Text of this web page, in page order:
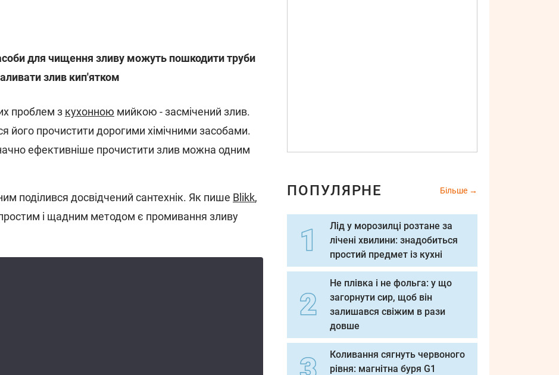
для чищення зливу можуть пошкодити труби
злив кип'ятком
проблем з кухонною мийкою - засмічений злив.
його прочистити дорогими хімічними засобами.
ефективніше прочистити злив можна одним
поділився досвідчений сантехнік. Як пише Blikk,
і щадним методом є промивання зливу
ПОПУЛЯРНЕ Більше
Лід у морозилці розтане за
лічені хвилини: знадобиться
простий предмет із кухні
Не плівка і не фольга: у що
загорнути сир, щоб він
залишався свіжим в рази
довше
Коливання сягнуть червоного
рівня: магнітна буря G1